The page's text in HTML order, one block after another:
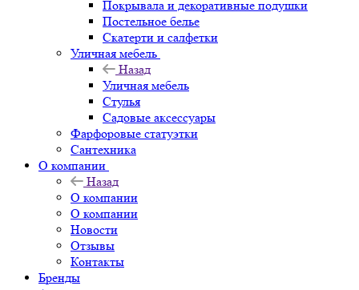
Покрывала и декоративные подушки
Постельное белье
Скатерти и салфетки
Уличная мебель
Назад
Уличная мебель
Стулья
Садовые аксессуары
Фарфоровые статуэтки
Сантехника
О компании
Назад
О компании
О компании
Новости
Отзывы
Контакты
Бренды